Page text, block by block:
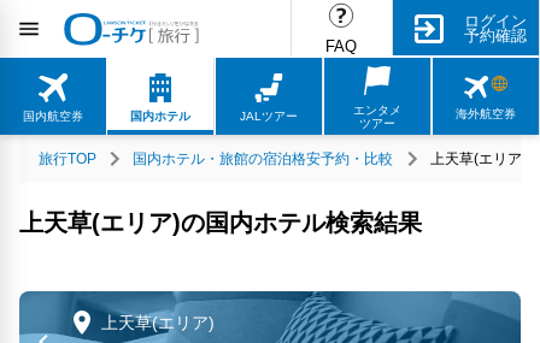
FAQ
ログイン
予約確認
国内航空券 国内ホテル JALツアー
エンタメ
ツアー
海外航空券
旅行TOP 国内ホテル・旅館の宿泊格安予約・比較 上天草(エリア)
上天草(エリア)の国内ホテル検索結果
上天草(エリア)